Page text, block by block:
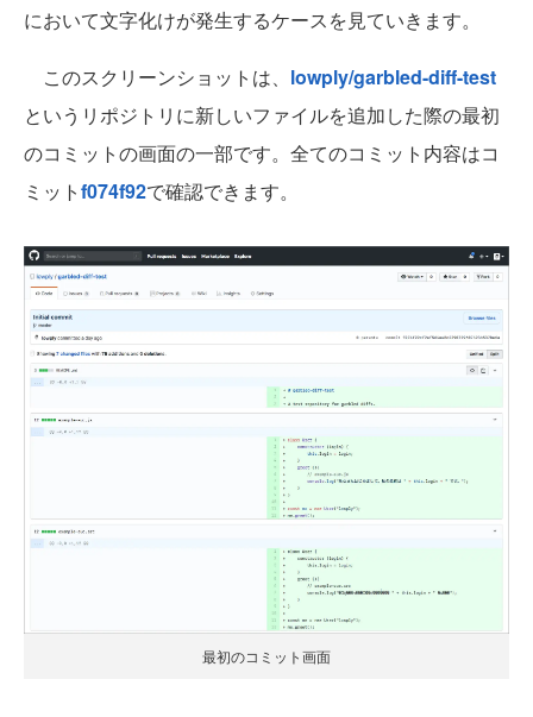
において文字化けが発生するケースを見ていきます。
このスクリーンショットは、 lowply/garbled-diff-test
というリポジトリに新しいファイルを追加した際の最初
のコミットの画面の一部です。全てのコミット内容はコ
ミットf074f92で確認できます。
最初のコミット画面